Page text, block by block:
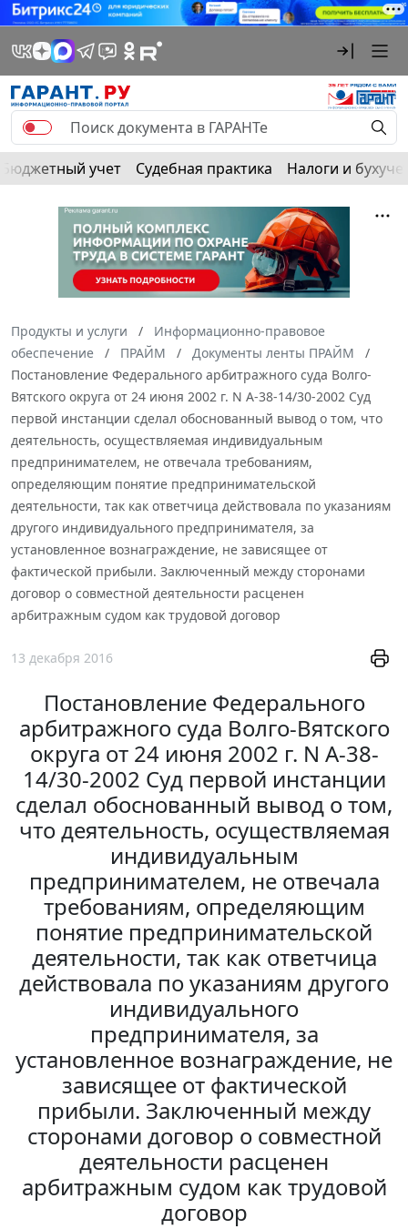
Бюджетный учет Судебная практика Налоги и
Продукты и услуги
Информационно-правовое
обеспечение
ПРАЙМ
Документы ленты ПРАЙМ
Постановление Федерального арбитражного суда Волго-
Вятского округа от 24 июня 2002 г. N А-38-14/30-2002 Суд
первой инстанции сделал обоснованный вывод о том, что
деятельность, осуществляемая индивидуальным
предпринимателем, не отвечала требованиям,
определяющим понятие предпринимательской
деятельности, так как ответчица действовала по указаниям
другого индивидуального предпринимателя, за
установленное вознаграждение, не зависящее от
фактической прибыли. Заключенный между сторонами
договор о совместной деятельности расценен
арбитражным судом как трудовой договор
13 декабря 2016
Постановление Федерального
арбитражного суда Волго-Вятского
округа от 24 июня 2002 г. N А-38-
14/30-2002 Суд первой инстанции
сделал обоснованный вывод о том,
что деятельность, осуществляемая
индивидуальным
предпринимателем, не отвечала
требованиям, определяющим
понятие предпринимательской
деятельности, так как ответчица
действовала по указаниям другого
индивидуального
предпринимателя, за
установленное вознаграждение, не
зависящее от фактической
прибыли. Заключенный между
сторонами договор о совместной
деятельности расценен
арбитражным судом как трудовой
договор